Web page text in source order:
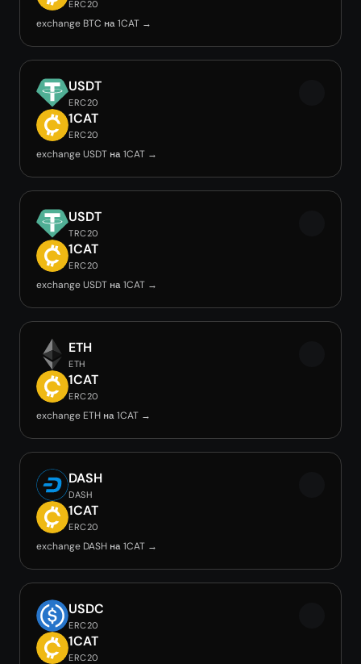
ERC20
exchange BTC на 1CAT →
USDT
ERC20
1CAT
ERC20
exchange USDT на 1CAT →
USDT
TRC20
1CAT
ERC20
exchange USDT на 1CAT →
ETH
ETH
1CAT
ERC20
exchange ETH на 1CAT →
DASH
DASH
1CAT
ERC20
exchange DASH на 1CAT →
USDC
ERC20
1CAT
ERC20